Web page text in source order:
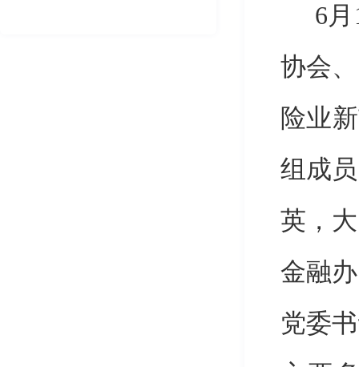
6月
协会
险业
组成
英，
金融
党委